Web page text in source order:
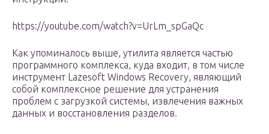
https://youtube.com/watch?v=UrLm_spGaQc
Как упоминалось выше, утилита является частью
программного комплекса, куда входит, в том числе
инструмент Lazesoft Windows Recovery, являющий
собой комплексное решение для устранения
проблем с загрузкой системы, извлечения важных
данных и восстановления разделов.